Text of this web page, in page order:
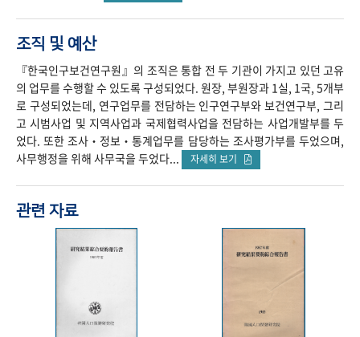
조직 및 예산
『한국인구보건연구원』의 조직은 통합 전 두 기관이 가지고 있던 고유
의 업무를 수행할 수 있도록 구성되었다. 원장, 부원장과 1실, 1국, 5개부
로 구성되었는데, 연구업무를 전담하는 인구연구부와 보건연구부, 그리
고 시범사업 및 지역사업과 국제협력사업을 전담하는 사업개발부를 두
었다. 또한 조사‧정보‧통계업무를 담당하는 조사평가부를 두었으며,
사무행정을 위해 사무국을 두었다...
자세히 보기
관련 자료